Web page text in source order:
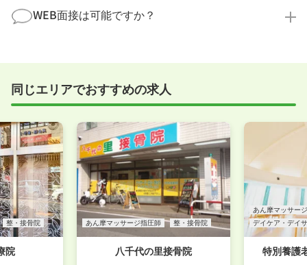
ださい！
まで、一からサポートいたします。「転職を考え始め
たばかり」「何から始めればいいか分からない」とい
WEB面接は可能ですか？
すめしていますが、企業様によってはWEB面接を導入
事前に確認することは可能ですので、お気軽にお申し
付けください！
同じエリアでおすすめの求人
整・接骨院
院
あん摩マッサージ指圧師 整・接骨院
八千代の里接骨院
あん摩マッサー
デイケア・デイ
特別養護